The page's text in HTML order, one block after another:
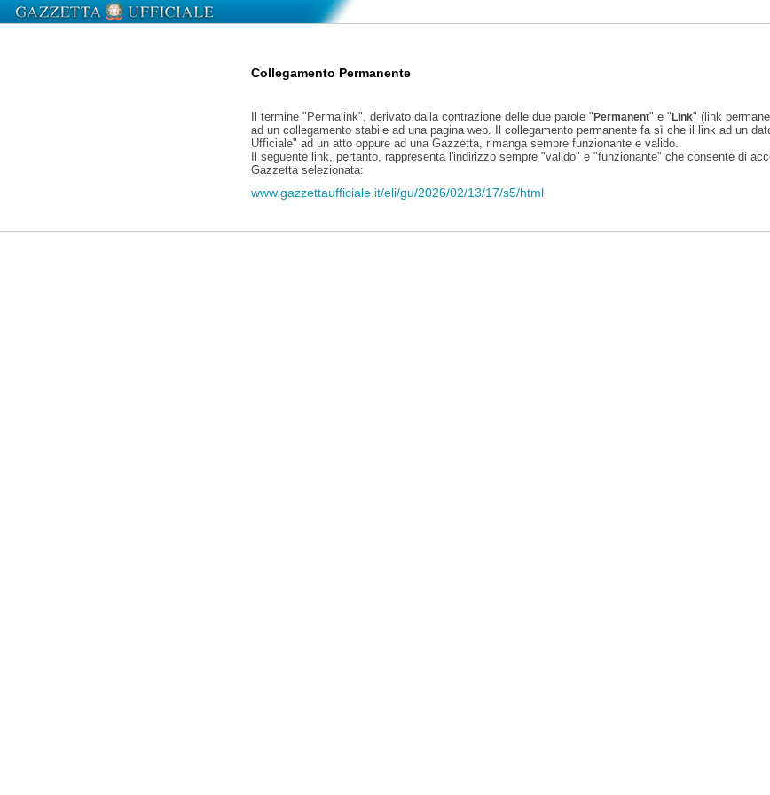
Collegamento Permanente
Il termine "Permalink", derivato dalla contrazione delle due parole "Permanent" e "Link" (link
ad un collegamento stabile ad una pagina web. Il collegamento permanente fa sì che il link ad un
Ufficiale" ad un atto oppure ad una Gazzetta, rimanga sempre funzionante e valido.
Il seguente link, pertanto, rappresenta l'indirizzo sempre "valido" e "funzionante" che consente di
Gazzetta selezionata:
www.gazzettaufficiale.it/eli/gu/2026/02/13/17/s5/html